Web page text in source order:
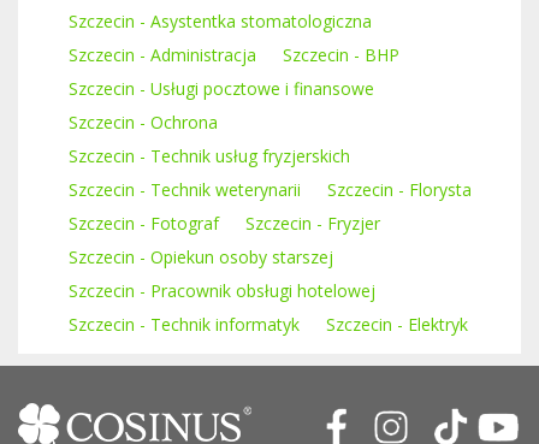
Szczecin - Asystentka stomatologiczna
Szczecin - Administracja
Szczecin - BHP
Szczecin - Usługi pocztowe i finansowe
Szczecin - Ochrona
Szczecin - Technik usług fryzjerskich
Szczecin - Technik weterynarii
Szczecin - Florysta
Szczecin - Fotograf
Szczecin - Fryzjer
Szczecin - Opiekun osoby starszej
Szczecin - Pracownik obsługi hotelowej
Szczecin - Technik informatyk
Szczecin - Elektryk